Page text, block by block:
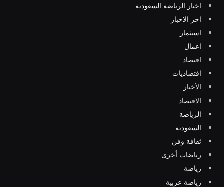
اخبار الرياضة السعودية
اخر الاخبار
استثمار
اعمال
اقتصاد
اقتصاديات
الأخبار
الاقتصاد
الرياضة
السعودية
ثقافة وفن
رياضات أخرى
رياضة
رياضة عربية